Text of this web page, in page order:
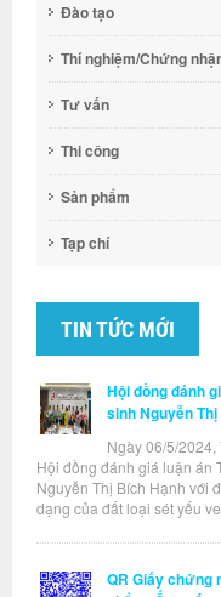
Đào tạo
Thí nghiệm/Chứng
Tư vấn
Thi công
Sản phẩm
Tạp chí
TIN TỨC MỚI
Hội đồng đánh
sinh Nguyễn
Ngày 06/5/
Hội đồng đánh giá luận án
Nguyễn Thị Bích Hạnh với
dạng của đất loại sét yếu
QR Giấy chứng